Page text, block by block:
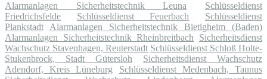
Alarmanlagen Sicherheitstechnik Leuna
Schlüsseldienst
Friedrichsfelde
Schlüsseldienst Feuerbach
Schlüsseldienst
Plankstadt
Alarmanlagen Sicherheitstechnik Bietigheim (Baden)
Alarmanlagen Sicherheitstechnik Rheinbreitbach
Sicherheitsdienst
Wachschutz Stavenhagen, Reuterstadt Schlüsseldienst Schloß Holte-
Stukenbrock, Stadt Gütersloh
Sicherheitsdienst Wachschutz
Adendorf, Kreis Lüneburg
Schlüsseldienst Medenbach, Taunus